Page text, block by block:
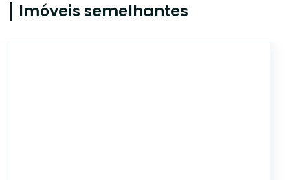
Imóveis semelhantes